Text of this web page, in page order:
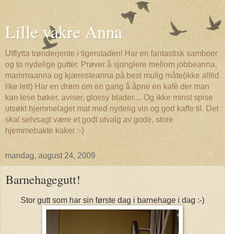
Lille vakre Anna
Utflytta trønderjente i tigerstaden! Har en fantastisk samboer
og to nydelige gutter. Prøver å sjonglere mellom jobbeanna,
mammaanna og kjæresteanna på best mulig måte(ikke alltid
like lett) Har en drøm om en gang å åpne en kafè der man
kan lese bøker, aviser, glossy blader.... Og ikke minst spise
utsøkt hjemmelaget mat med nydelig vin og god kaffe til. Det
skal selvsagt være et godt utvalg av gode, store
hjemmebakte kaker :-)
mandag, august 24, 2009
Barnehagegutt!
Stor gutt som har sin første dag i barnehage i dag :-)